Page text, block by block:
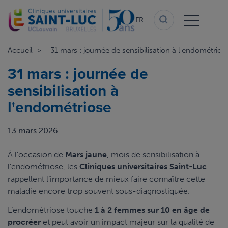
au
contenu
FR
Accueil 31 mars : journée de sensibilisation à
31 mars : journée de
sensibilisation à
l'endométriose
13 mars 2026
À l’occasion de Mars jaune , mois de sensibilisation à
l’endométriose, les Cliniques universitaires Saint-Luc
rappellent l’importance de mieux faire connaître cette
maladie encore trop souvent sous-diagnostiquée.
L’endométriose touche 1 à 2 femmes sur 10 en âge de
procréer et peut avoir un impact majeur sur la qualité de